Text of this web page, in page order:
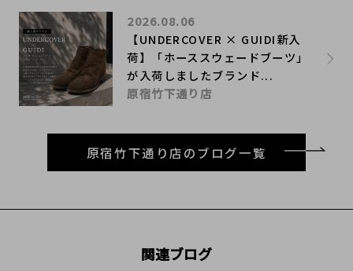
【UNDERCOVER × GUIDI新入
荷】「ホーススウェードブーツ」
が入荷しましたブランド...
2026.08.06
原宿竹下通り店
原宿竹下通り店のブログ一覧
関連ブログ